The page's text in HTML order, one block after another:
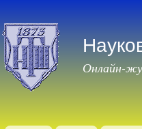
Онлайн-